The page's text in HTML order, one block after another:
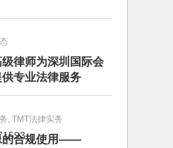
律师为深圳国际会
专业法律服务
, TMT法律实务
的合规使用——